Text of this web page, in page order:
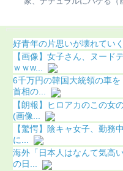
好青年の片思いが壊れてい
【画像】女子さん、ヌード
ｗｗw...
6千万円の韓国大統領の車
首相の...
【朗報】ヒロアカのこの女
(画像...
【驚愕】陰キャ女子、勤務
に...
海外「日本人はなんて気高
の日...